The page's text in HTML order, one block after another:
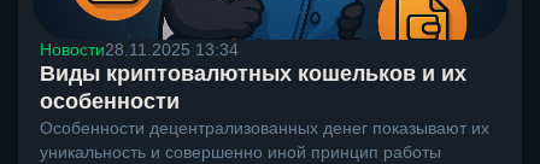
Новости28.11.2025 13:34
Виды криптовалютных кошельков и их
особенности
Особенности децентрализованных денег показывают их
уникальность и совершенно иной принцип работы